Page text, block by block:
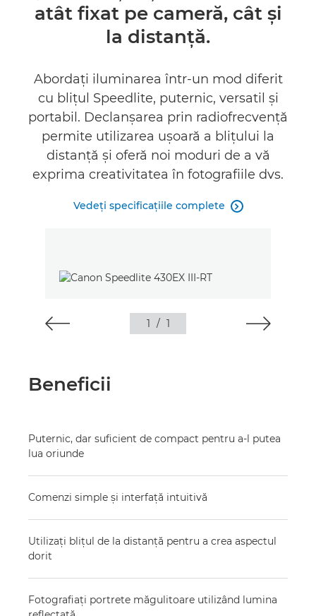
atât fixat pe cameră, cât şi
la distanţă.
Abordaţi iluminarea într-un mod diferit
cu bliţul Speedlite, puternic, versatil şi
portabil. Declanşarea prin radiofrecvenţă
permite utilizarea uşoară a bliţului la
distanţă şi oferă noi moduri de a vă
exprima creativitatea în fotografiile dvs.
Vedeţi specificaţiile complete 
1 / 1
Beneficii
Puternic, dar suficient de compact pentru a-l putea
lua oriunde
Comenzi simple şi interfaţă intuitivă
Utilizaţi bliţul de la distanţă pentru a crea aspectul
dorit
Fotografiaţi portrete măgulitoare utilizând lumina